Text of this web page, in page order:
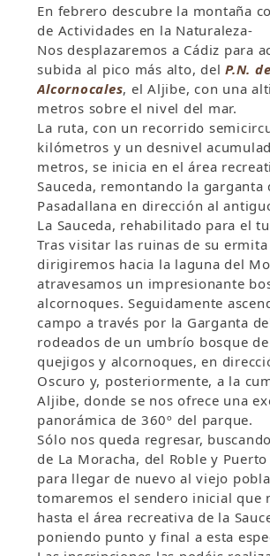
En febrero descubre la montaña
de Actividades en la Naturaleza-
Nos desplazaremos a Cádiz para
subida al pico más alto, delP.N.
Alcornocales, el Aljibe, con una
metros sobre el nivel del mar.
La ruta, con un recorrido
kilómetros y un desnivel
metros, se inicia en el área
Sauceda, remontando la garganta
Pasadallana en dirección al
La Sauceda, rehabilitado para el
Tras visitar las ruinas de su
dirigiremos hacia la laguna del
atravesamos un impresionante
alcornoques. Seguidamente
campo a través por la Garganta
rodeados de un umbrío bosque
quejigos y alcornoques, en
Oscuro y, posteriormente, a la
Aljibe, donde se nos ofrece una
panorámica de 360º del parque.
Sólo nos queda regresar,
de La Moracha, del Roble y
para llegar de nuevo al viejo
tomaremos el sendero inicial que
hasta el área recreativa de la
poniendo punto y final a esta